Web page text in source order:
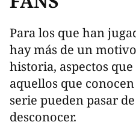
Para los que han
hay más de un
historia, aspectos
aquellos que
serie pueden pasar
desconocer.